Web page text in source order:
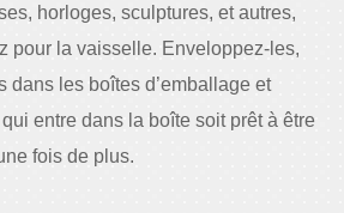
horloges, sculptures, et autres,
pour la vaisselle. Enveloppez-les,
dans les boîtes d’emballage et
entre dans la boîte soit prêt à être
fois de plus.